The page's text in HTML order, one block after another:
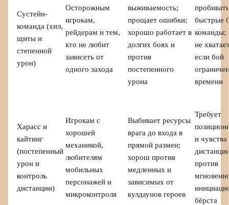
Сустейн-
команда (хил,
щиты и
степенной
урон)
Осторожным
игрокам,
рейдерам и тем,
кто не любит
зависеть от
одного захода
выживаемость;
прощает ошибки;
хорошо работает в
долгих боях и
против
постепенного
урона
быстрые
команды;
не
если бой
времени
Харасс и
кайтинг
(постепенный
урон и
контроль
дистанции)
Игрокам с
хорошей
механикой,
любителям
мобильных
персонажей и
микроконтроля
Выбивает ресурсы
врага до входа в
прямой размен;
хорош против
медленных и
зависимых от
кулдаунов героев
Требует
и чувства
против
бёрста